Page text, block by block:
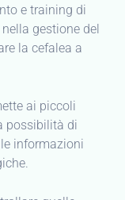
e training di
gestione del
la cefalea a
ai piccoli
possibilità di
informazioni